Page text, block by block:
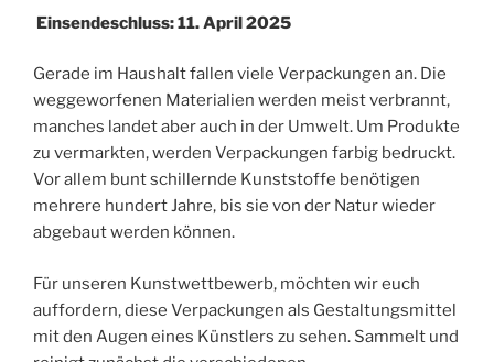
Einsendeschluss: 11. April 2025
Gerade im Haushalt fallen viele Verpackungen an. Die
weggeworfenen Materialien werden meist verbrannt,
manches landet aber auch in der Umwelt. Um Produkte
zu vermarkten, werden Verpackungen farbig bedruckt.
Vor allem bunt schillernde Kunststoffe benötigen
mehrere hundert Jahre, bis sie von der Natur wieder
abgebaut werden können.
Für unseren Kunstwettbewerb, möchten wir euch
auffordern, diese Verpackungen als Gestaltungsmittel
mit den Augen eines Künstlers zu sehen. Sammelt und